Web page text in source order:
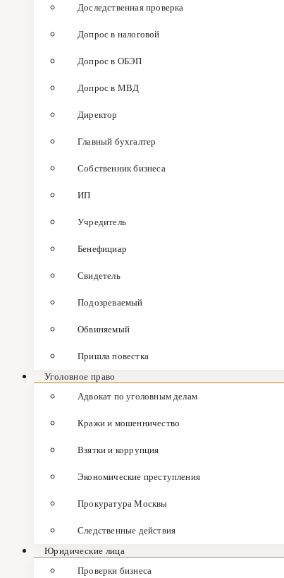
Доследственная проверка
Допрос в налоговой
Допрос в ОБЭП
Допрос в МВД
Директор
Главный бухгалтер
Собственник бизнеса
ИП
Учредитель
Бенефициар
Свидетель
Подозреваемый
Обвиняемый
Пришла повестка
Уголовное право
Адвокат по уголовным делам
Кражи и мошенничество
Взятки и коррупция
Экономические преступления
Прокуратура Москвы
Следственные действия
Юридические лица
Проверки бизнеса